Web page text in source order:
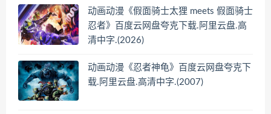
动画动漫《假面骑士太狸 meets 假面骑士
忍者》百度云网盘夸克下载.阿里云盘.高
清中字.(2026)
动画动漫《忍者神龟》百度云网盘夸克下
载.阿里云盘.高清中字.(2007)